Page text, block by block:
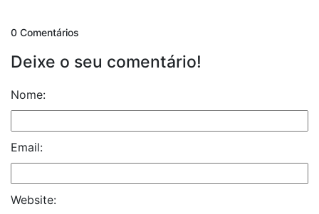
0 Comentários
Deixe o seu comentário!
Nome:
Email:
Website: